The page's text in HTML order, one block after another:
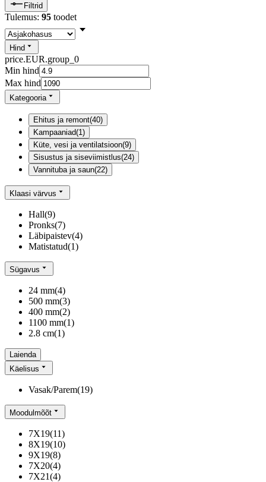
Filtrid
Tulemus: 95 toodet
Hind
price.EUR.group_0
Min hind
Max hind
Kategooria
Ehitus ja remont(40)
Kampaaniad(1 )
Küte, vesi ja ventilatsioon(9)
Sisustus ja siseviimistlus(24)
Vannituba ja saun(22)
Klaasi värvus
Hall(9)
Pronks(7)
Läbipaistev(4)
Matistatud(1)
Sügavus
24 mm(4)
500 mm(3)
400 mm(2)
1100 mm(1)
2.8 cm(1)
Laienda
Käelisus
Vasak/Parem(19)
Moodulmõõt
7X19(11)
8X19(10)
9X19(8)
7X20(4)
7X21(4)